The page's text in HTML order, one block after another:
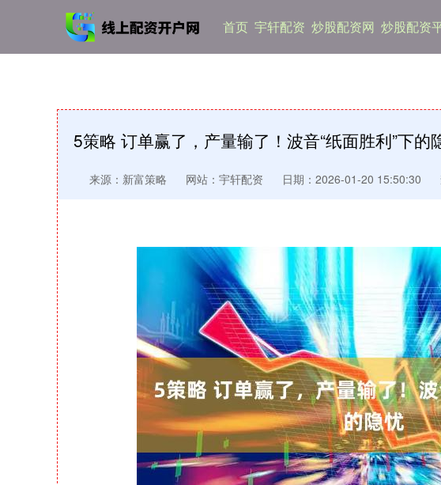
首页 宇轩配资 炒股配资网 炒股配资
5策略 订单赢了，产量输了！波音“纸面胜利”下的
来源：新富策略 网站：宇轩配资 日期：2026-01-20 15:50:30